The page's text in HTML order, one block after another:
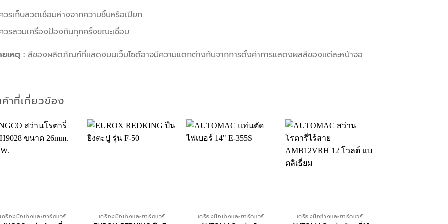
ควรเก็บลวดเชื่อมห่างจากความชื้นหรือเปียก
ควรสวมเครื่องป้องกันทุกครั้งขณะเชื่อม
ยเหตุ :สีของผลิตภัณฑ์ที่แสดงบนเว็บไซต์อาจมีความแตกต่างกันจากการตั้งค่าการแสดงผลสีของแต่ละหน้าจอ
าที่เกี่ยวข้อง
เครื่องมือช่างและฮาร์ดแวร์ เครื่องมือช่างและฮาร์ดแวร์ เครื่องมือช่างและฮาร์ดแวร์ เครื่องมือช่างและฮาร์ดแวร์